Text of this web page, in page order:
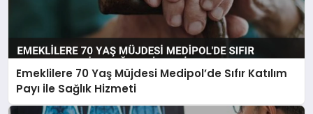
Emeklilere 70 Yaş Müjdesi Medipol’de Sıfır Katılım
Payı ile Sağlık Hizmeti